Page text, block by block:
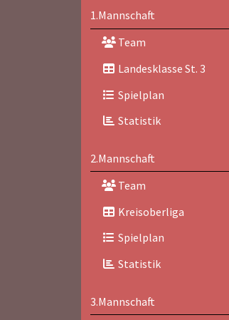
1.Mannschaft
Team
Landesklasse St. 3
Spielplan
Statistik
2.Mannschaft
Team
Kreisoberliga
Spielplan
Statistik
3.Mannschaft